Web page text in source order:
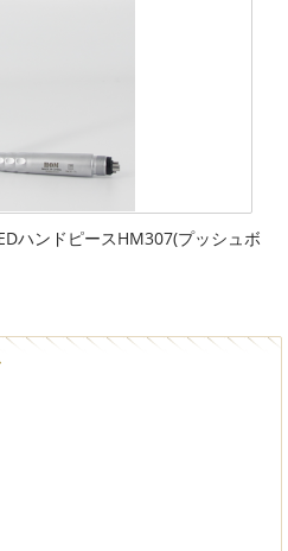
ハンドピースHM307(プッシュボ